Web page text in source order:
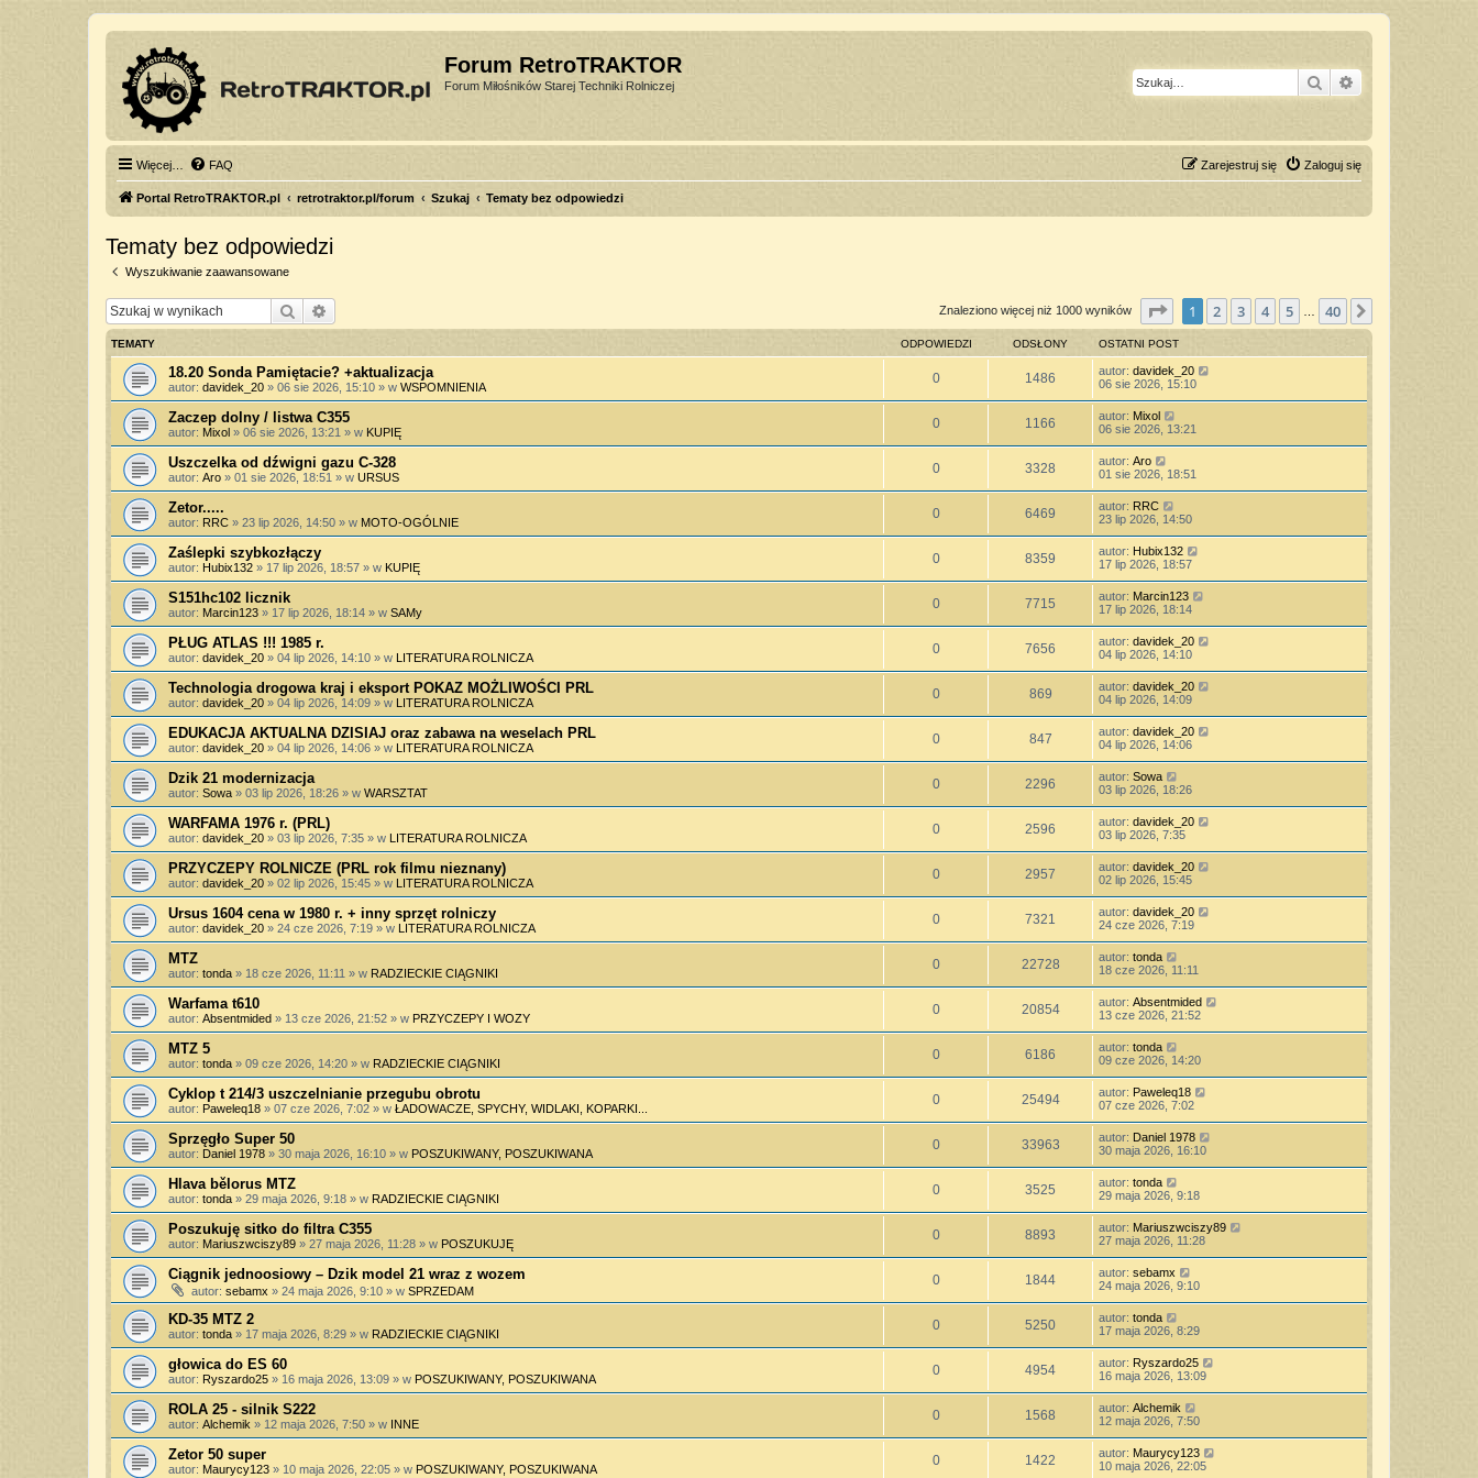
Forum RetroTRAKTOR
Forum Miłośników Starej Techniki Rolniczej Szukaj
Więcej… FAQ Zaloguj się
Zarejestruj się
Portal RetroTRAKTOR.pl retrotraktor.pl/forum Szukaj Tematy bez odpowiedzi
Tematy bez odpowiedzi
Wyszukiwanie zaawansowane
Szukaj Znaleziono więcej niż 1000 wyników Strona1 40
1 2 3 4 5 40
TEMATY ODPOWIEDZI ODSŁONY OSTATNI POST
18.20 Sonda Pamiętacie? +aktualizacja
autor: davidek_20 » 06 sie 2026, 15:10 » w WSPOMNIENIA
0 1486 autor: davidek_20
06 sie 2026, 15:10
Zaczep dolny / listwa C355
autor: Mixol » 06 sie 2026, 13:21 » w KUPIĘ
0 1166 autor: Mixol
06 sie 2026, 13:21
Uszczelka od dźwigni gazu C-328
autor: Aro » 01 sie 2026, 18:51 » w URSUS
0 3328 autor: Aro
01 sie 2026, 18:51
Zetor.....
autor: RRC » 23 lip 2026, 14:50 » w MOTO-OGÓLNIE
0 6469 autor: RRC
23 lip 2026, 14:50
Zaślepki szybkozłączy
autor: Hubix132 » 17 lip 2026, 18:57 » w KUPIĘ
0 8359 autor: Hubix132
17 lip 2026, 18:57
S151hc102 licznik
autor: Marcin123 » 17 lip 2026, 18:14 » w SAMy
0 7715 autor: Marcin123
17 lip 2026, 18:14
PŁUG ATLAS !!! 1985 r.
autor: davidek_20 » 04 lip 2026, 14:10 » w LITERATURA ROLNICZA
0 7656 autor: davidek_20
04 lip 2026, 14:10
Technologia drogowa kraj i eksport POKAZ MOŻLIWOŚCI PRL
autor: davidek_20 » 04 lip 2026, 14:09 » w LITERATURA ROLNICZA
0 869 autor: davidek_20
04 lip 2026, 14:09
EDUKACJA AKTUALNA DZISIAJ oraz zabawa na weselach PRL
autor: davidek_20 » 04 lip 2026, 14:06 » w LITERATURA ROLNICZA
0 847 autor: davidek_20
04 lip 2026, 14:06
Dzik 21 modernizacja
autor: Sowa » 03 lip 2026, 18:26 » w WARSZTAT
0 2296 autor: Sowa
03 lip 2026, 18:26
WARFAMA 1976 r. (PRL)
autor: davidek_20 » 03 lip 2026, 7:35 » w LITERATURA ROLNICZA
0 2596 autor: davidek_20
03 lip 2026, 7:35
PRZYCZEPY ROLNICZE (PRL rok filmu nieznany)
autor: davidek_20 » 02 lip 2026, 15:45 » w LITERATURA ROLNICZA
0 2957 autor: davidek_20
02 lip 2026, 15:45
Ursus 1604 cena w 1980 r. + inny sprzęt rolniczy
autor: davidek_20 » 24 cze 2026, 7:19 » w LITERATURA ROLNICZA
0 7321 autor: davidek_20
24 cze 2026, 7:19
MTZ
autor: tonda » 18 cze 2026, 11:11 » w RADZIECKIE CIĄGNIKI
0 22728 autor: tonda
18 cze 2026, 11:11
Warfama t610
autor: Absentmided » 13 cze 2026, 21:52 » w PRZYCZEPY I WOZY
0 20854 autor: Absentmided
13 cze 2026, 21:52
MTZ 5
autor: tonda » 09 cze 2026, 14:20 » w RADZIECKIE CIĄGNIKI
0 6186 autor: tonda
09 cze 2026, 14:20
Cyklop t 214/3 uszczelnianie przegubu obrotu
autor: Paweleq18 » 07 cze 2026, 7:02 » w ŁADOWACZE, SPYCHY, WIDLAKI, KOPARKI...
0 25494 autor: Paweleq18
07 cze 2026, 7:02
Sprzęgło Super 50
autor: Daniel 1978 » 30 maja 2026, 16:10 » w POSZUKIWANY, POSZUKIWANA
0 33963 autor: Daniel 1978
30 maja 2026, 16:10
Hlava bělorus MTZ
autor: tonda » 29 maja 2026, 9:18 » w RADZIECKIE CIĄGNIKI
0 3525 autor: tonda
29 maja 2026, 9:18
Poszukuję sitko do filtra C355
autor: Mariuszwciszy89 » 27 maja 2026, 11:28 » w POSZUKUJĘ
0 8893 autor: Mariuszwciszy89
27 maja 2026, 11:28
Ciągnik jednoosiowy – Dzik model 21 wraz z wozem
autor: sebamx » 24 maja 2026, 9:10 » w SPRZEDAM
0 1844 autor: sebamx
24 maja 2026, 9:10
KD-35 MTZ 2
autor: tonda » 17 maja 2026, 8:29 » w RADZIECKIE CIĄGNIKI
0 5250 autor: tonda
17 maja 2026, 8:29
głowica do ES 60
autor: Ryszardo25 » 16 maja 2026, 13:09 » w POSZUKIWANY, POSZUKIWANA
0 4954 autor: Ryszardo25
16 maja 2026, 13:09
ROLA 25 - silnik S222
autor: Alchemik » 12 maja 2026, 7:50 » w INNE
0 1568 autor: Alchemik
12 maja 2026, 7:50
Zetor 50 super
autor: Maurycy123 » 10 maja 2026, 22:05 » w POSZUKIWANY, POSZUKIWANA
0 1422 autor: Maurycy123
10 maja 2026, 22:05